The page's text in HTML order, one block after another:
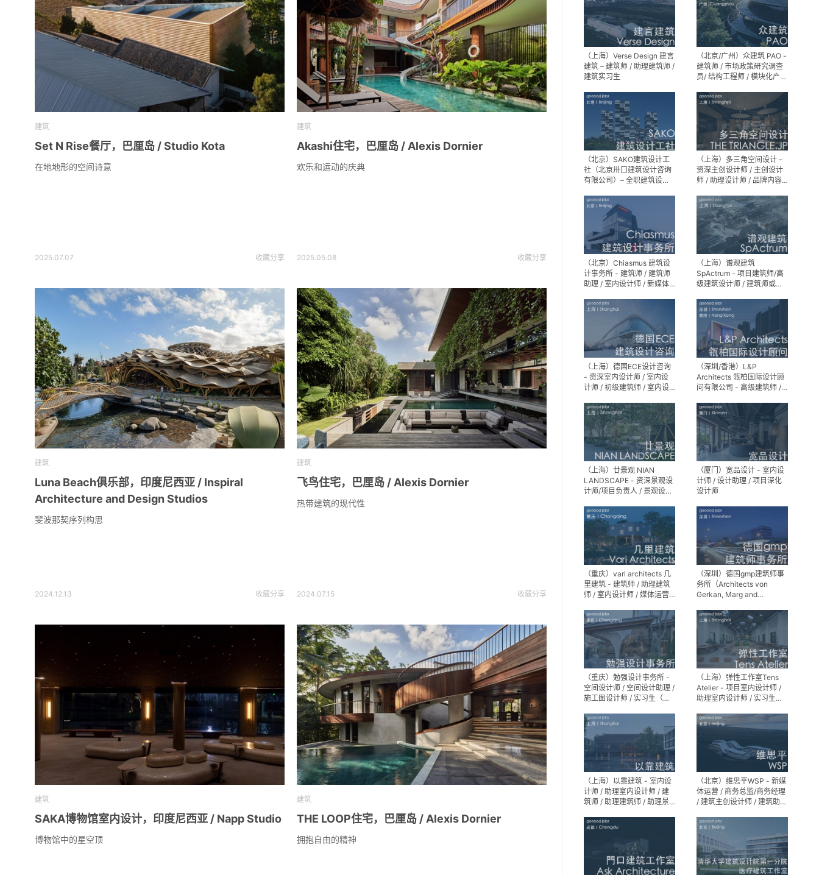
建筑
Set N Rise餐厅，巴厘岛 / Studio Kota
在地地形的空间诗意
2025.07.07 收藏分享
建筑
Akashi住宅，巴厘岛 / Alexis Dornier
欢乐和运动的庆典
2025.05.08 收藏分享
建筑
Luna Beach俱乐部，印度尼西亚 / Inspiral
Architecture and Design Studios
斐波那契序列构思
2024.12.13 收藏分享
建筑
飞鸟住宅，巴厘岛 / Alexis Dornier
热带建筑的现代性
2024.07.15 收藏分享
建筑
SAKA博物馆室内设计，印度尼西亚 / Napp Studio
博物馆中的星空顶
建筑
THE LOOP住宅，巴厘岛 / Alexis Dornier
拥抱自由的精神
（上海）Verse Design 建言
建筑 – 建筑师 / 助理建筑师 /
建筑实习生
（北京/广州）众建筑 PAO -
建筑师 / 市场政策研究调查
员/ 结构工程师 / 模块化产品
师 / 机电工程师 / 实习生
（北京）SAKO建筑设计工
社（北京卅口建筑设计咨询
有限公司）– 全职建筑设计
（上海）多三角空间设计 –
资深主创设计师 / 主创设计
师 / 助理设计师 / 品牌内容
（北京）Chiasmus 建筑设
计事务所 - 建筑师 / 建筑师
助理 / 室内设计师 / 新媒体
（上海）谱观建筑
SpActrum - 项目建筑师/高
级建筑设计师 / 建筑师或助
媒体助理 / 实习生（建筑设
计/媒体，长期有效）
（上海）德国ECE设计咨询
- 资深室内设计师 / 室内设
计师 / 初级建筑师 / 室内设
习生
（深圳/香港）L&P
Architects 瓴柏国际设计顾
问有限公司 - 高级建筑师 /
精装设计师
（上海）廿景观 NIAN
LANDSCAPE - 资深景观设
计师/项目负责人 / 景观设计
（厦门）宽品设计 - 室内设
计师 / 设计助理 / 项目深化
设计师
（重庆）vari architects 几
里建筑 - 建筑师 / 助理建筑
师 / 室内设计师 / 媒体运营
（深圳）德国gmp建筑师事
务所（Architects von
Gerkan, Marg and
（重庆）勉强设计事务所 -
空间设计师 / 空间设计助理 /
施工图设计师 / 实习生（长
（上海）弹性工作室Tens
Atelier - 项目室内设计师 /
助理室内设计师 / 实习生
（上海）以靠建筑 - 室内设
计师 / 助理室内设计师 / 建
筑师 / 助理建筑师 / 助理景
（北京）维思平WSP - 新媒
体运营 / 商务总监/商务经理
/ 建筑主创设计师 / 建筑助理